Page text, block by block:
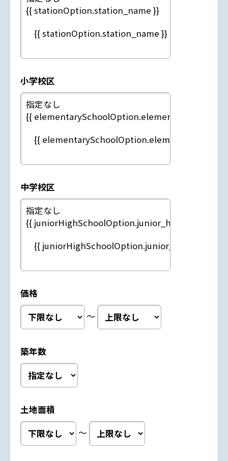
小学校区
中学校区
価格
～
築年数
土地面積
～